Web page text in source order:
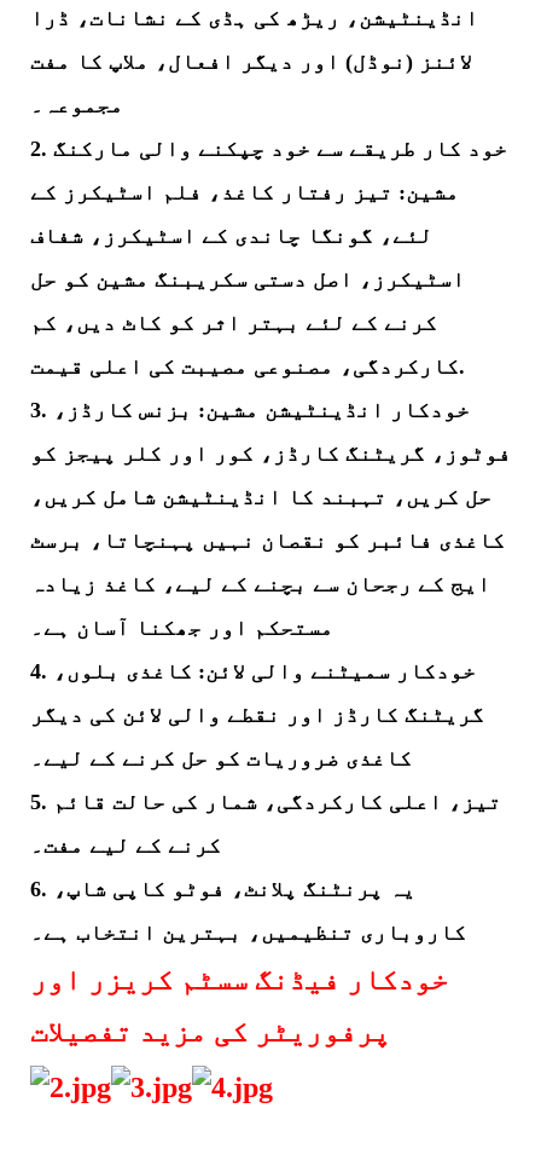
انڈینٹیشن، ریڑھ کی ہڈی کے نشانات، ڈرا
لائنز (نوڈل) اور دیگر افعال، ملاپ کا مفت
مجموعہ۔
2. خود کار طریقے سے خود چپکنے والی مارکنگ
مشین: تیز رفتار کاغذ، فلم اسٹیکرز کے
لئے، گونگا چاندی کے اسٹیکرز، شفاف
اسٹیکرز، اصل دستی سکریبنگ مشین کو حل
کرنے کے لئے بہتر اثر کو کاٹ دیں، کم
کارکردگی، مصنوعی مصیبت کی اعلی قیمت.
3. خودکار انڈینٹیشن مشین: بزنس کارڈز،
فوٹوز، گریٹنگ کارڈز، کور اور کلر پیجز کو
حل کریں، تہبند کا انڈینٹیشن شامل کریں،
کاغذی فائبر کو نقصان نہیں پہنچاتا، برسٹ
ایج کے رجحان سے بچنے کے لیے، کاغذ زیادہ
مستحکم اور جھکنا آسان ہے۔
4. خودکار سمیٹنے والی لائن: کاغذی بلوں،
گریٹنگ کارڈز اور نقطے والی لائن کی دیگر
کاغذی ضروریات کو حل کرنے کے لیے۔
5. تیز، اعلی کارکردگی، شمار کی حالت قائم
کرنے کے لیے مفت۔
6. یہ پرنٹنگ پلانٹ، فوٹو کاپی شاپ،
کاروباری تنظیمیں، بہترین انتخاب ہے۔
خودکار فیڈنگ سسٹم کریزر اور